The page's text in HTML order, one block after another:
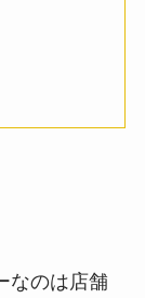
なのは店舗